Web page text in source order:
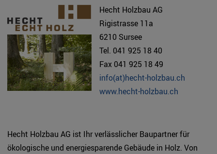
Hecht Holzbau AG
Rigistrasse 11a
6210 Sursee
Tel. 041 925 18 40
Fax 041 925 18 49
info(at)hecht-holzbau.ch
www.hecht-holzbau.ch
Hecht Holzbau AG ist Ihr verlässlicher Baupartner für
ökologische und energiesparende Gebäude in Holz. Von